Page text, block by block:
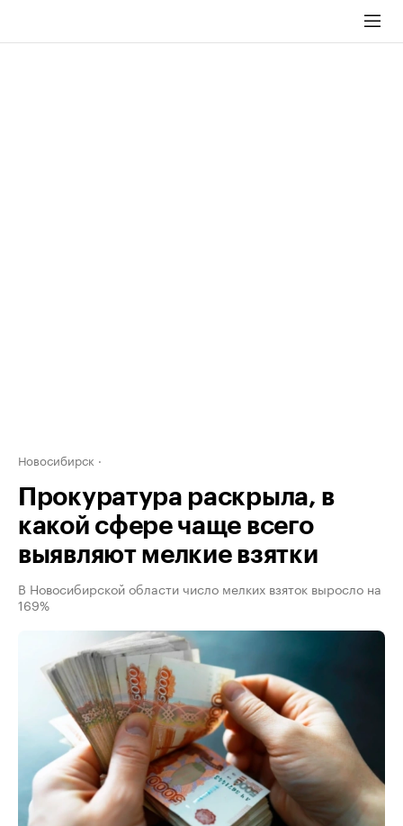
Новосибирск
Прокуратура раскрыла, в
какой сфере чаще всего
выявляют мелкие взятки
В Новосибирской области число мелких взяток выросло на
169%